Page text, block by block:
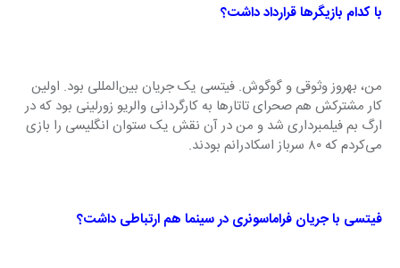
با کدام بازیگرها قرارداد داشت؟
من، بهروز وثوقی و گوگوش. فیتسی یک جریان بین‌المللی بود. اولین
کار مشترکش هم صحرای تاتارها به کارگردانی والریو زورلینی بود که در
ارگ بم فیلمبرداری شد و من در آن نقش یک ستوان انگلیسی را بازی
می‌کردم که ۸۰ سرباز اسکادرانم بودند.
فیتسی با جریان فراماسونری در سینما هم ارتباطی داشت؟